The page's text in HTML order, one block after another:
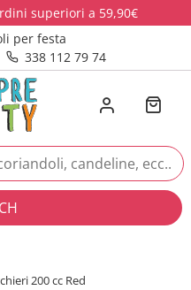
superiori a 59,90€
per festa
338 112 79 74
200 cc Red